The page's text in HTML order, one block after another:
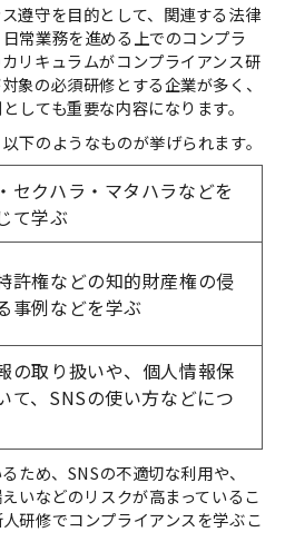
遵守を目的として、関連する法律
常業務を進める上でのコンプラ
リキュラムがコンプライアンス研
象の必須研修とする企業が多く、
しても重要な内容になります。
下のようなものが挙げられます。
セクハラ・マタハラなどを
て学ぶ
許権などの知的財産権の侵
事例などを学ぶ
の取り扱いや、個人情報保
て、SNSの使い方などにつ
ため、SNSの不適切な利用や、
いなどのリスクが高まっているこ
研修でコンプライアンスを学ぶこ